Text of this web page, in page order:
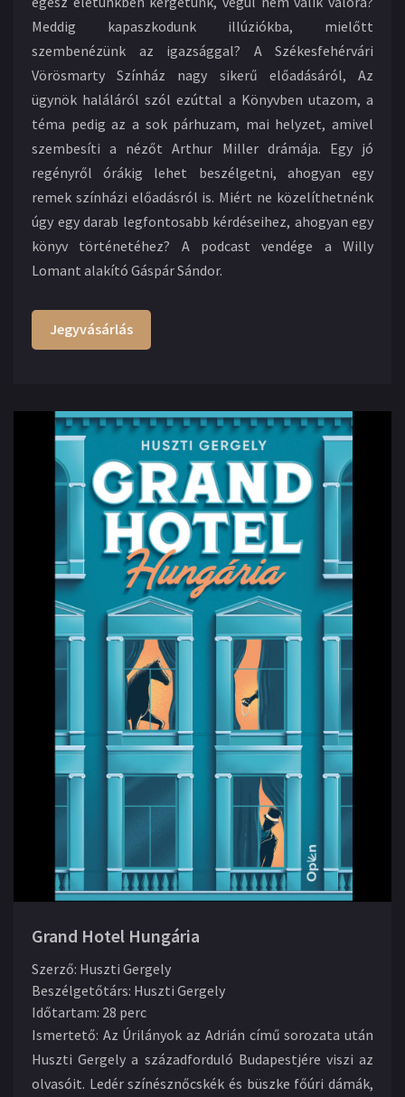
Meddig kapaszkodunk illúziókba, mielőtt
szembenézünk az igazsággal? A Székesfehérvári
Vörösmarty Színház nagy sikerű előadásáról, Az
ügynök haláláról szól ezúttal a Könyvben utazom, a
téma pedig az a sok párhuzam, mai helyzet, amivel
szembesíti a nézőt Arthur Miller drámája. Egy jó
regényről órákig lehet beszélgetni, ahogyan egy
remek színházi előadásról is. Miért ne közelíthetnénk
úgy egy darab legfontosabb kérdéseihez, ahogyan egy
könyv történetéhez? A podcast vendége a Willy
Lomant alakító Gáspár Sándor.
Jegyvásárlás
Grand Hotel Hungária
Szerző: Huszti Gergely
Beszélgetőtárs: Huszti Gergely
Időtartam: 28 perc
Ismertető: Az Úrilányok az Adrián című sorozata után
Huszti Gergely a századforduló Budapestjére viszi az
olvasóit. Ledér színésznőcskék és büszke főúri dámák,